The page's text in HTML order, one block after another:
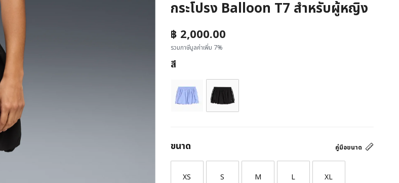
กระโปรง Balloon T7 สำหรับผู้หญิง
฿ 2,000.00
รวมภาษีมูลค่าเพิ่ม 7%
สี
คู่มือขนาด
ขนาด
XS S M L XL